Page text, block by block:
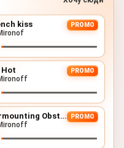
kiss PROMO
Hot PROMO
Surmounting Obstacles (D&B Remix) PROMO